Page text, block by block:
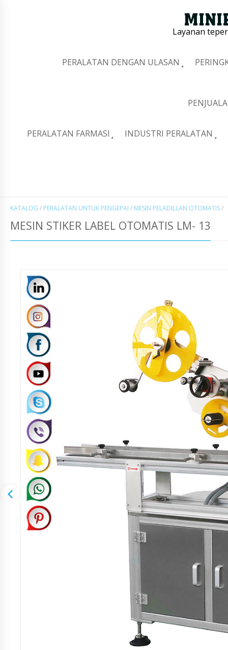
Layanan
PERALATAN DENGAN ULASAN
PERALATAN FARMASI INDUSTRI PERALATAN
KATALOG / PERALATAN UNTUK PENGEPAI / MESIN PELADILLAN OTOMATIS/
MESIN STIKER LABEL OTOMATIS LM- 13